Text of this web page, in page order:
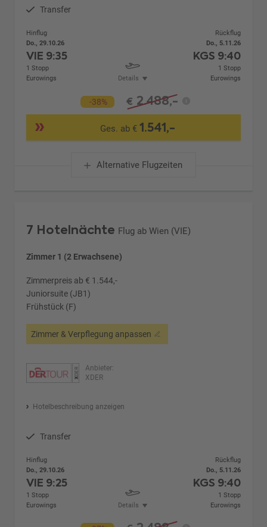
Transfer
Hinflug
Do., 29.10.26
VIE 9:35
1 Stopp
Eurowings
Details
Rückflug
Do., 5.11.26
KGS 9:40
1 Stopp
Eurowings
-38% € 2.488,-
Ges. ab €1.541,-
Alternative Flugzeiten
7 Hotelnächte Flug ab Wien (VIE)
Zimmer 1 (2 Erwachsene)
Zimmerpreis ab € 1.544,-
Juniorsuite (JB1)
Frühstück (F)
Zimmer & Verpflegung anpassen
Anbieter:
XDER
Hotelbeschreibung anzeigen
Transfer
Hinflug
Do., 29.10.26
VIE 9:25
1 Stopp
Eurowings
Details
Rückflug
Do., 5.11.26
KGS 9:40
1 Stopp
Eurowings